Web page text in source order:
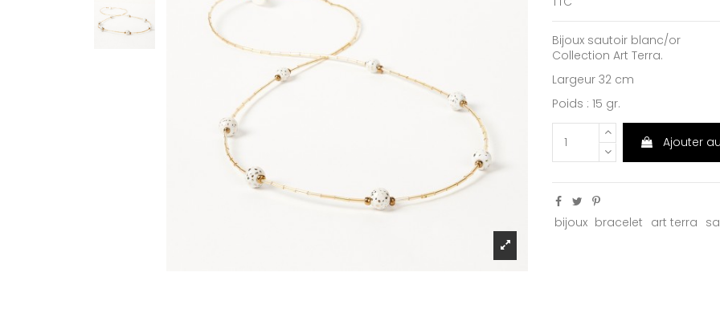
Bijoux sautoir blanc/or
Collection Art Terra.
Largeur 32 cm
Poids : 15 gr.
Ajouter
bijoux bracelet art terra